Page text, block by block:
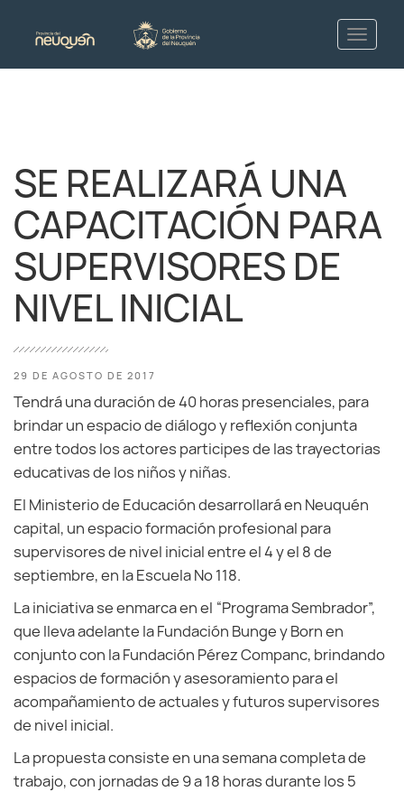
SE REALIZARÁ UNA
CAPACITACIÓN PARA
SUPERVISORES DE
NIVEL INICIAL
29 DE AGOSTO DE 2017
Tendrá una duración de 40 horas presenciales, para
brindar un espacio de diálogo y reflexión conjunta
entre todos los actores participes de las trayectorias
educativas de los niños y niñas.
El Ministerio de Educación desarrollará en Neuquén
capital, un espacio formación profesional para
supervisores de nivel inicial entre el 4 y el 8 de
septiembre, en la Escuela Nº 118.
La iniciativa se enmarca en el “Programa Sembrador”,
que lleva adelante la Fundación Bunge y Born en
conjunto con la Fundación Pérez Companc, brindando
espacios de formación y asesoramiento para el
acompañamiento de actuales y futuros supervisores
de nivel inicial.
La propuesta consiste en una semana completa de
trabajo, con jornadas de 9 a 18 horas durante los 5